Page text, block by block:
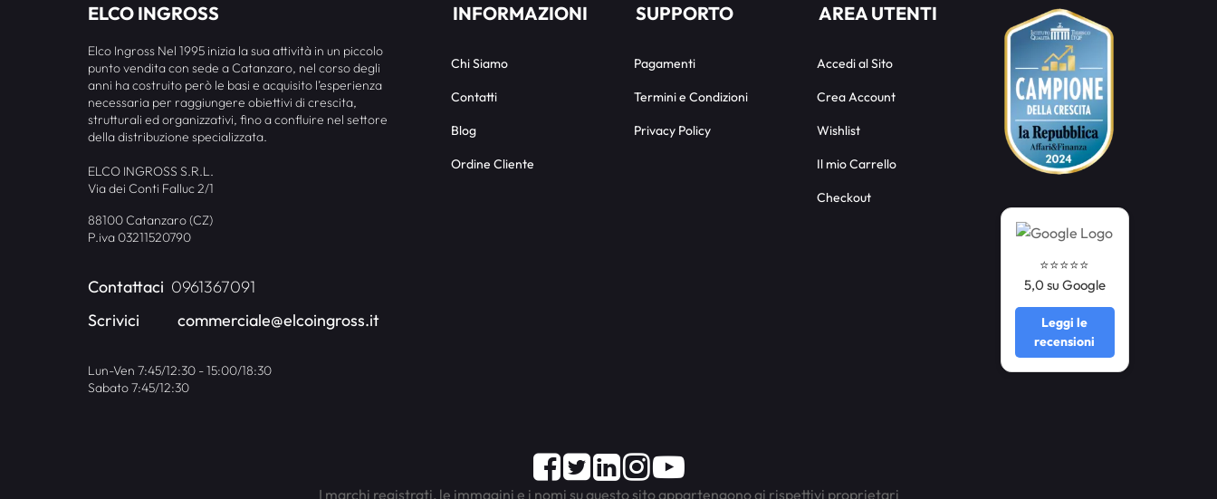
ELCO INGROSS
Elco Ingross Nel 1995 inizia la sua attività in un piccolo
punto vendita con sede a Catanzaro, nel corso degli
anni ha costruito però le basi e acquisito l’esperienza
necessaria per raggiungere obiettivi di crescita,
strutturali ed organizzativi, fino a confluire nel settore
della distribuzione specializzata.
ELCO INGROSS S.R.L.
Via dei Conti Falluc 2/1
88100 Catanzaro (CZ)
P.iva 03211520790
Contattaci 0961367091
Scrivici
commerciale@elcoingross.it
Lun-Ven 7:45/12:30 - 15:00/18:30
Sabato 7:45/12:30
INFORMAZIONI
Chi Siamo
Contatti
Blog
Ordine Cliente
SUPPORTO
Pagamenti
Termini e Condizioni
Privacy Policy
AREA UTENTI
Accedi al Sito
Crea Account
Wishlist
Il mio Carrello
Checkout
⭐️⭐️⭐️⭐️⭐️
5,0 su Google
Leggi le
recensioni
Facebook
TwitterLinkedInInstagram
Youtube
I marchi registrati, le immagini e i nomi su questo sito appartengono ai rispettivi proprietari